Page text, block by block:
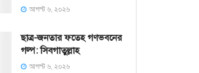
আগস্ট ৬, ২০২৬
ছাত্র-জনতার ফতেহ গণভবনের
গল্প: সিবগাতুল্লাহ
আগস্ট ৬, ২০২৬